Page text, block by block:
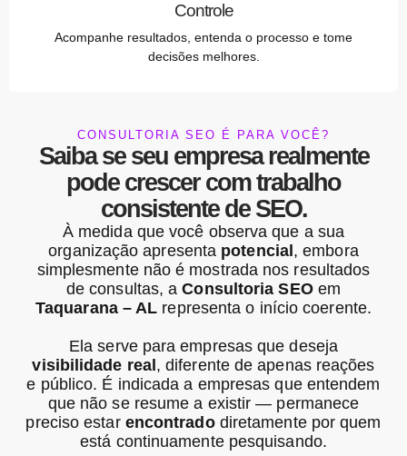
Controle
Acompanhe resultados, entenda o processo e tome
decisões melhores.
CONSULTORIA SEO É PARA VOCÊ?
Saiba se seu empresa realmente
pode crescer com trabalho
consistente de SEO.
À medida que você observa que a sua
organização apresenta potencial , embora
simplesmente não é mostrada nos resultados
de consultas, aConsultoria SEOem
Taquarana – AL representa o início coerente.
Ela serve para empresas que deseja
visibilidade real , diferente de apenas reações
e público. É indicada a empresas que entendem
que não se resume a existir — permanece
preciso estar encontradodiretamente por quem
está continuamente pesquisando.